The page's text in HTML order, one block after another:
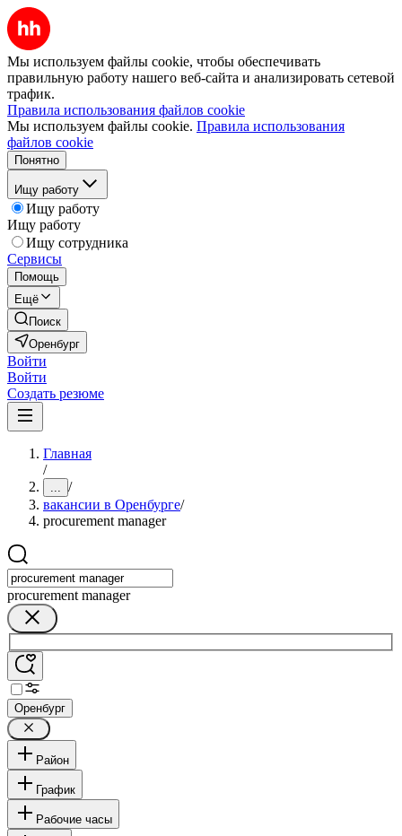
Мы используем файлы cookie, чтобы обеспечивать
правильную работу нашего веб-сайта и анализировать сетевой
трафик.
Правила использования файлов cookie
Мы используем файлы cookie. Правила использования
файлов cookie
Понятно
Ищу работу
Ищу работу
Ищу работу
Ищу сотрудника
Сервисы
Помощь
Ещё
Поиск
Оренбург
Войти
Войти
Создать резюме
Главная
/
... /
вакансии в Оренбурге/
procurement manager
procurement manager
Оренбург
Район
График
Рабочие часы